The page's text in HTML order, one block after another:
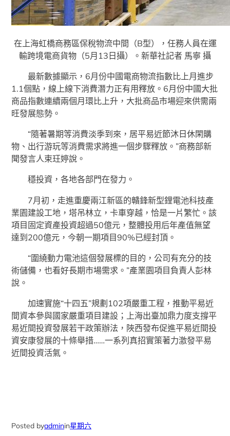
在上海虹橋商務區保稅物流中間（B型），任務人員在運
輸跨境電商貨物（5月13日攝）。新華社記者 馬寧 攝
最新數據顯示，6月份中國電商物流指數比上月進步
1.1個點，線上線下消費潛力正有用釋放。6月份中國大批
商品指數連續兩個月環比上升，大批商品市場迎來供需兩
旺發展態勢。
“隨著暑期等消費淡季到來，居平易近節沐日休閑購
物、出行游玩等消費需求將進一個步驟釋放。”商務部新
聞發言人束玨婷說。
穩投資，各地各部門在發力。
7月初，走進重慶兩江新區的贛鋒新型鋰電池科技產
業園建設工地，塔吊林立，卡車穿越，恰是一片繁忙。該
項目固定資產投資超過50億元，整體投用后年產值無望
達到200億元，今朝一期項目90%已經封頂。
“圍繞動力電池這個發展標的目的，公司有充分的技
術儲備，也看好長期市場需求。”產業園項目負責人彭林
說。
加速實施“十四五”規劃102項嚴重工程，推動平易近
間資本參與國家嚴重項目建設；上海出臺加鼎力度支撐平
易近間投資發展若干政策辦法，陜西發布促進平易近間投
資安康發展的十條舉措……一系列真招實策著力激發平易
近間投資活氣。
Posted byadminin星期六